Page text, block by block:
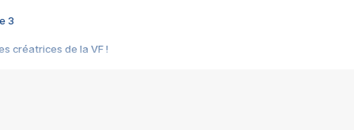
3
créatrices de la VF !